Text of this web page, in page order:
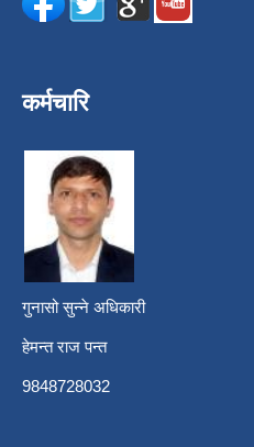
कर्मचारि
गुनासो सुन्ने अधिकारी
हेमन्त राज पन्त
9848728032